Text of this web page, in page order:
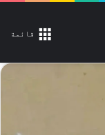
قائمة